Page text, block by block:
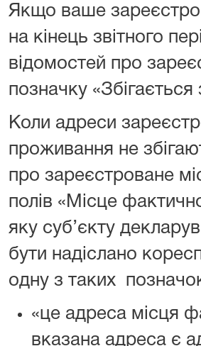
Якщо ваше
на кінець звітного
відомостей про
позначку
Коли адреси
проживання не
про зареєстроване
полів «Місце
яку суб’єкту
бути надіслано
одну з таких
«це адреса місця
вказана адреса є